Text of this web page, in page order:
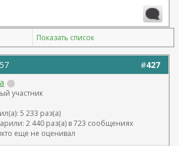
Показать список
#427
участник
5 233 раз(а)
2 440 раз(а) в 723 сообщениях
еще не оценивал